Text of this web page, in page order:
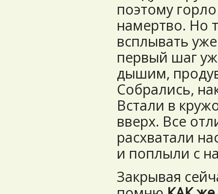
поэтому
намертво. Но
всплывать
первый шаг
дышим,
Собрались,
Встали в
вверх. Все
расхватали
и поплыли с
Закрывая